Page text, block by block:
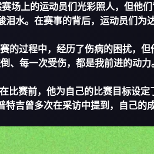
场上的运动员们光彩照人，但他
水。在赛事的背后，运动员们为
的过程中，经历了伤病的困扰，但
、每一次受伤，都是我前进的动力
赛前，他为自己的比赛目标设定
吉曾多次在采访中提到，自己的